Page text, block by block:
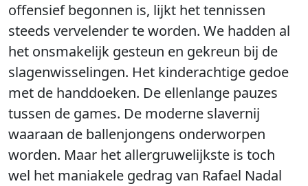
offensief begonnen is, lijkt het tennissen
steeds vervelender te worden. We hadden al
het onsmakelijk gesteun en gekreun bij de
slagenwisselingen. Het kinderachtige gedoe
met de handdoeken. De ellenlange pauzes
tussen de games. De moderne slavernij
waaraan de ballenjongens onderworpen
worden. Maar het allergruwelijkste is toch
wel het maniakele gedrag van Rafael Nadal